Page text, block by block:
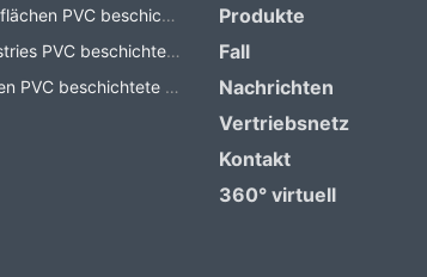
Verschiedene Oberflächen PVC beschichtete Handschuhe
Verschiedene Industries PVC beschichtete Handschuhe
Verschiedene Farben PVC beschichtete Handschuhe
Produkte
Fall
Nachrichten
Vertriebsnetz
Kontakt
360° virtuell